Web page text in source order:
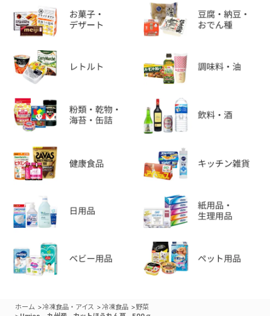
ホーム >冷凍食品・アイス > 冷凍食品 >野菜